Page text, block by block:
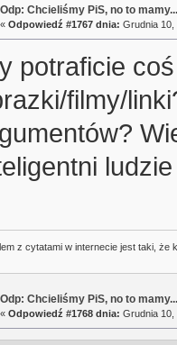
Odp: Chcieliśmy PiS, no to
« Odpowiedź #1767 dnia: Grudnia 10,
potraficie
filmy/
z cytatami w internecie jest taki, że
Odp: Chcieliśmy PiS, no to
« Odpowiedź #1768 dnia: Grudnia 10,